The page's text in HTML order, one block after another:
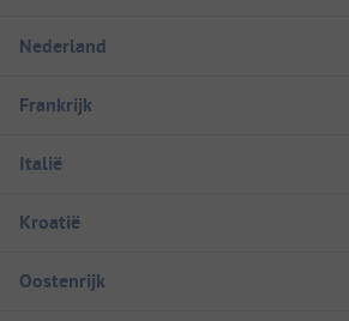
Nederland
Frankrijk
Italië
Kroatië
Oostenrijk